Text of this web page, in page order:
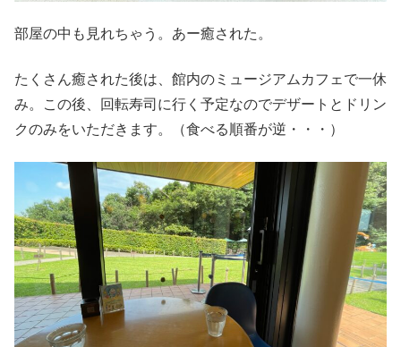
部屋の中も見れちゃう。あー癒された。
たくさん癒された後は、館内のミュージアムカフェで一休
み。この後、回転寿司に行く予定なのでデザートとドリン
クのみをいただきます。（食べる順番が逆・・・）